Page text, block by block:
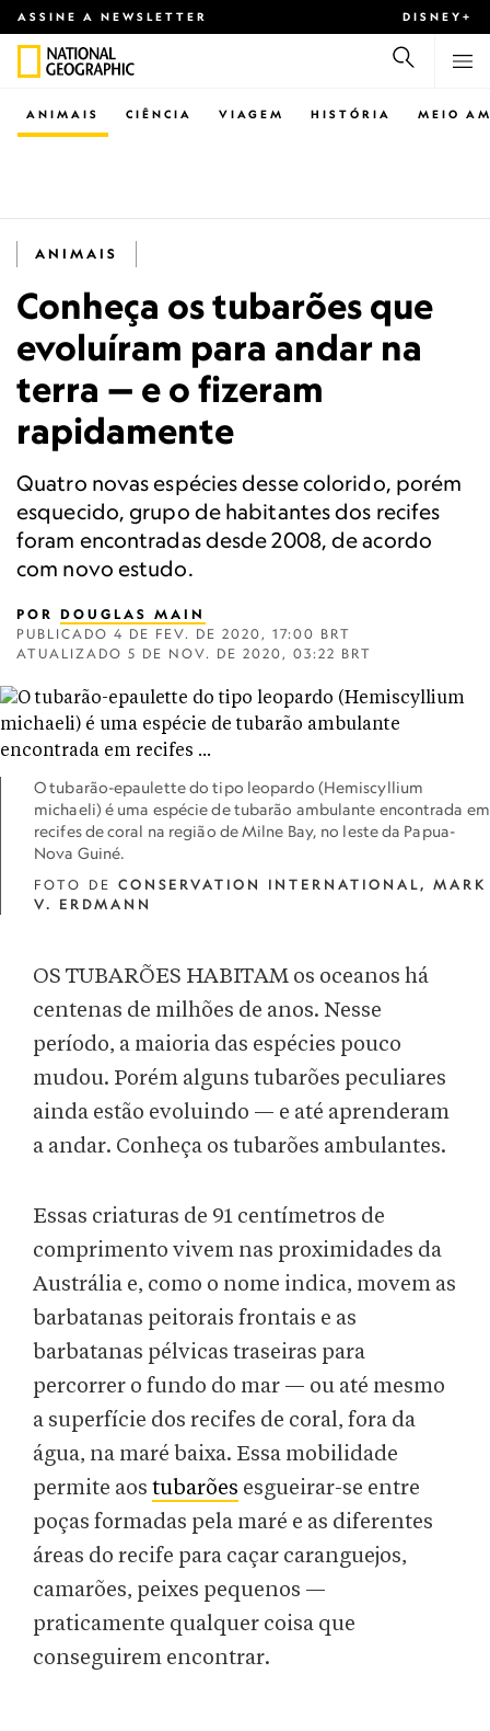
ASSINE A NEWSLETTER DISNEY+
CIÊNCIA VIAGEM
ANIMAIS HISTÓRIA MEIO
ANIMAIS
Conheça os tubarões que
evoluíram para andar na
terra — e o fizeram
rapidamente
Quatro novas espécies desse colorido, porém
esquecido, grupo de habitantes dos recifes
foram encontradas desde 2008, de acordo
com novo estudo.
POR DOUGLAS MAIN
PUBLICADO 4 DE FEV. DE 2020, 17:00 BRT
ATUALIZADO 5 DE NOV. DE 2020, 03:22 BRT
O tubarão-epaulette do tipo leopardo (Hemiscyllium
michaeli) é uma espécie de tubarão ambulante encontrada em
recifes de coral na região de Milne Bay, no leste da Papua-
Nova Guiné.
FOTO DE CONSERVATION INTERNATIONAL, MARK
V. ERDMANN
OS TUBARÕES HABITAM os oceanos há
centenas de milhões de anos. Nesse
período, a maioria das espécies pouco
mudou. Porém alguns tubarões peculiares
ainda estão evoluindo — e até aprenderam
a andar. Conheça os tubarões ambulantes.
Essas criaturas de 91 centímetros de
comprimento vivem nas proximidades da
Austrália e, como o nome indica, movem as
barbatanas peitorais frontais e as
barbatanas pélvicas traseiras para
percorrer o fundo do mar — ou até mesmo
a superfície dos recifes de coral, fora da
água, na maré baixa. Essa mobilidade
permite aos tubarões esgueirar-se entre
poças formadas pela maré e as diferentes
áreas do recife para caçar caranguejos,
camarões, peixes pequenos —
praticamente qualquer coisa que
conseguirem encontrar.